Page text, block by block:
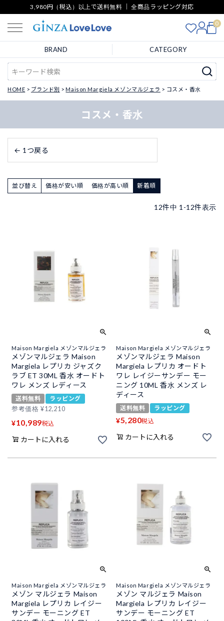
3,980円（税込）以上で送料無料 ｜ 全商品ラッピング対応
0
BRAND CATEGORY
HOME ブランド別 Maison Margiela メゾンマルジェラ コスメ・香水
コスメ・香水
← 1つ戻る
並び替え 価格が安い順 価格が高い順 新着順
12件中 1 -12件表示
Maison Margiela メゾンマルジェラ
メゾンマルジェラ Maison
Margiela レプリカ ジャズク
ラブ ET 30ML 香水 オードト
ワレ メンズ レディース
送料無料
ラッピング
参考価格 ¥12,210
¥10,989税込
カートに入れる
Maison Margiela メゾンマルジェラ
メゾンマルジェラ Maison
Margiela レプリカ オードト
ワレ レイジーサンデー モー
ニング 10ML 香水 メンズ レ
ディース
送料無料 ラッピング
¥5,280税込
カートに入れる
Maison Margiela メゾンマルジェラ
メゾン マルジェラ Maison
Margiela レプリカ レイジー
サンデー モーニング ET
Maison Margiela メゾンマルジェラ
メゾン マルジェラ Maison
Margiela レプリカ レイジー
サンデー モーニング ET